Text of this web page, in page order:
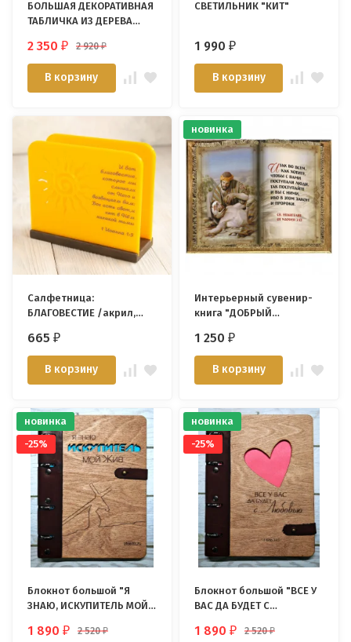
БОЛЬШАЯ ДЕКОРАТИВНАЯ
ТАБЛИЧКА ИЗ ДЕРЕВА
2 350₽ 2 920₽
В корзину
СВЕТИЛЬНИК "КИТ"
1 990₽
В корзину
Салфетница:
БЛАГОВЕСТИЕ /акрил,
665₽
В корзину
новинка
Интерьерный сувенир-
книга "ДОБРЫЙ
1 250₽
В корзину
новинка
-25%
Блокнот большой "Я
ЗНАЮ, ИСКУПИТЕЛЬ МОЙ
механизм, застежка
1 890₽ 2 520₽
новинка
-25%
Блокнот большой "ВСЕ У
ВАС ДА БУДЕТ С
кольцевой механизм,
1 890₽ 2 520₽